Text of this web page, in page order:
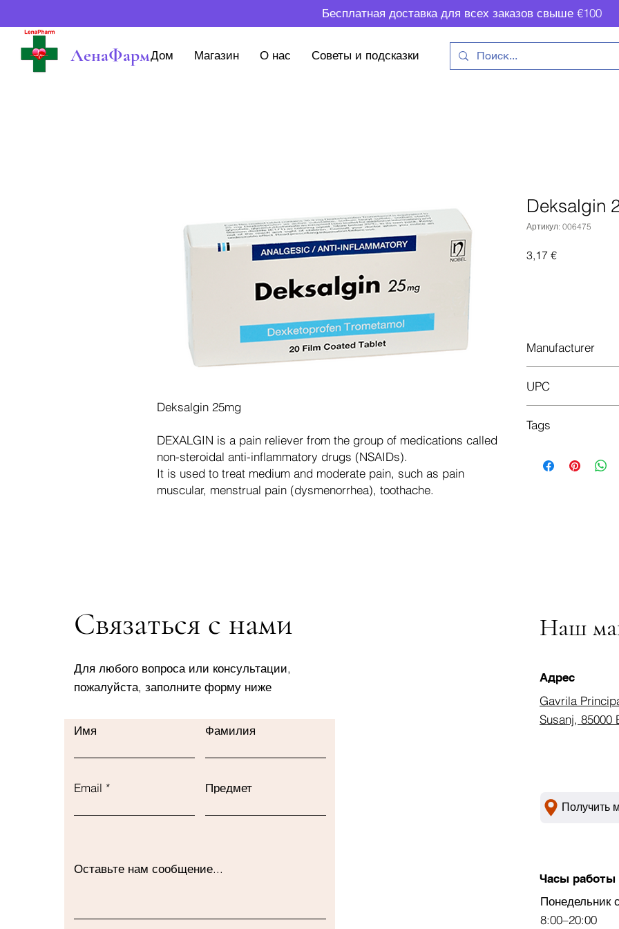
Бесплатная доставка для всех заказов свыше €100
ЛенаФармДом Магазин О нас Советы и подсказки
Deksalgin 25mg
DEXALGIN is a pain reliever from the group of medications called
non-steroidal anti-inflammatory drugs (NSAIDs).
It is used to treat medium and moderate pain, such as pain
muscular, menstrual pain (dysmenorrhea), toothache.
Deksalgin
Артикул: 006475
3,17 €Цена
Manufacturer
UPC
Tags
mišićima,
Лечит среднюю и
мышечная боль,
Связаться с нами
Для любого вопроса или консультации,
пожалуйста, заполните форму ниже
Имя Фамилия
Email Предмет
Оставьте нам сообщение...
Наш
Адрес
Gavrila
Susanj, 85000
Получить
Часы работы
Понедельник
8:00–20:00